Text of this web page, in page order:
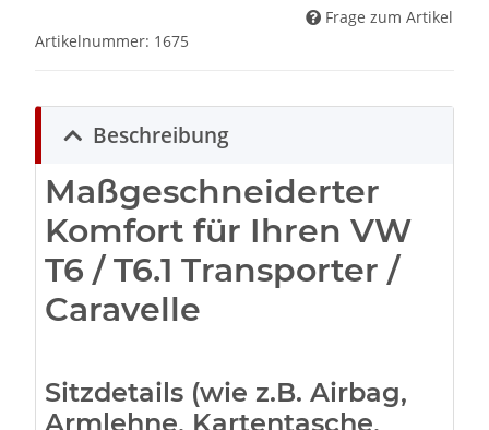
Frage zum Artikel
Artikelnummer: 1675
Beschreibung
Maßgeschneiderter
Komfort für Ihren VW
T6 / T6.1 Transporter /
Caravelle
Sitzdetails (wie z.B. Airbag,
Armlehne, Kartentasche,